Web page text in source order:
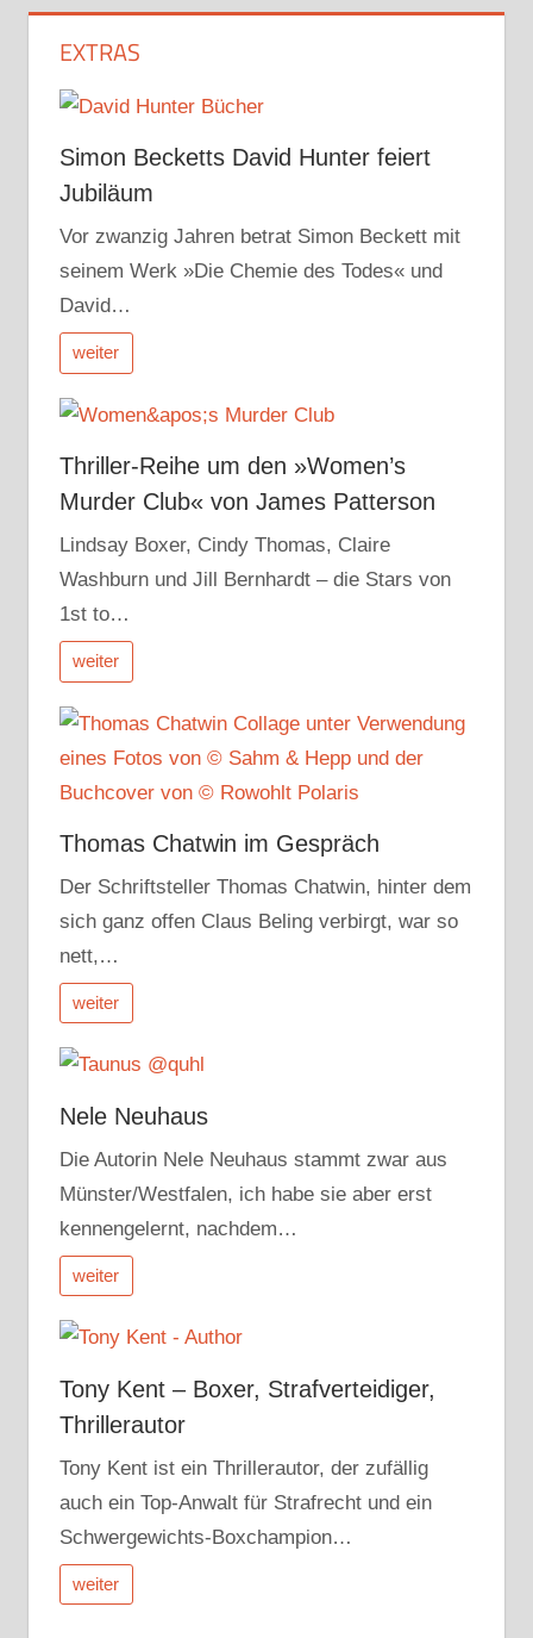
Beiträge
EXTRAS
Simon Becketts David Hunter feiert
Jubiläum
Vor zwanzig Jahren betrat Simon Beckett mit
seinem Werk »Die Chemie des Todes« und
David…
weiter
Thriller-Reihe um den »Women’s
Murder Club« von James Patterson
Lindsay Boxer, Cindy Thomas, Claire
Washburn und Jill Bernhardt – die Stars von
1st to…
weiter
Thomas Chatwin im Gespräch
Der Schriftsteller Thomas Chatwin, hinter dem
sich ganz offen Claus Beling verbirgt, war so
nett,…
weiter
Nele Neuhaus
Die Autorin Nele Neuhaus stammt zwar aus
Münster/Westfalen, ich habe sie aber erst
kennengelernt, nachdem…
weiter
Tony Kent – Boxer, Strafverteidiger,
Thrillerautor
Tony Kent ist ein Thrillerautor, der zufällig
auch ein Top-Anwalt für Strafrecht und ein
Schwergewichts-Boxchampion…
weiter